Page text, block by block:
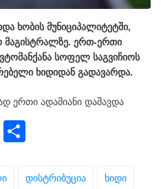
ხობის მუნიციპალიტეტში,
მაგისტრალზე. ერთ-ერთი
სოფელ საგვიჩიოს
ხიდიდან გადავარდა.
ერთი ადამიანი დაშავდა
W
ar
Დისტრიბუცია Ხიდი